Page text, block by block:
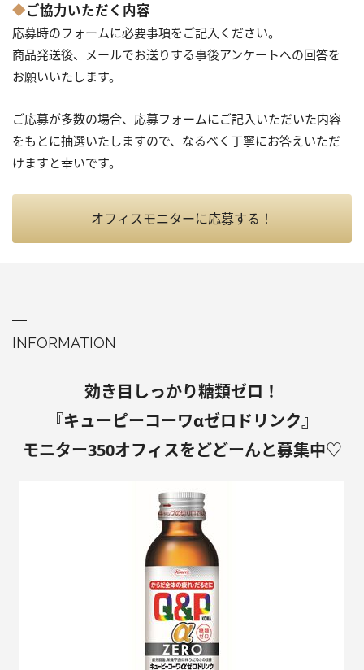
◆ご協力いただく内容
応募時のフォームに必要事項をご記入ください。
商品発送後、メールでお送りする事後アンケートへの回答を
お願いいたします。
ご応募が多数の場合、応募フォームにご記入いただいた内容
をもとに抽選いたしますので、なるべく丁寧にお答えいただ
けますと幸いです。
オフィスモニターに応募する！
INFORMATION
効き目しっかり糖類ゼロ！
『キューピーコーワαゼロドリンク』
モニター350オフィスをどどーんと募集中♡